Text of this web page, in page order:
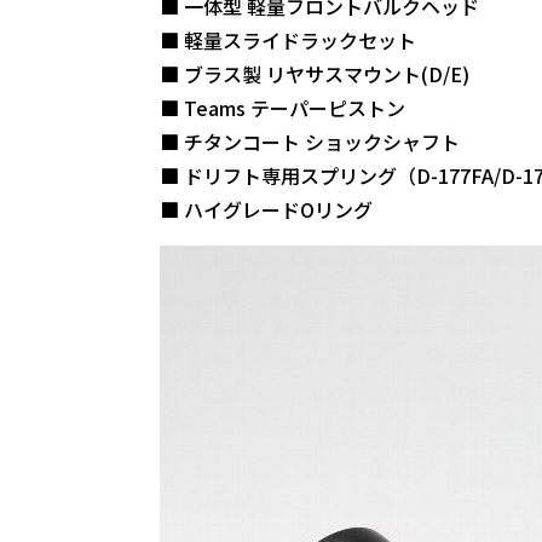
■ 一体型 軽量フロントバルクヘッド
■ 軽量スライドラックセット
■ ブラス製 リヤサスマウント(D/E)
■ Teams テーパーピストン
■ チタンコート ショックシャフト
■ ドリフト専用スプリング（D-177FA/D-
■ ハイグレードOリング